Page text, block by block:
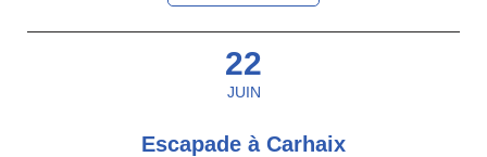
22
JUIN
Escapade à Carhaix